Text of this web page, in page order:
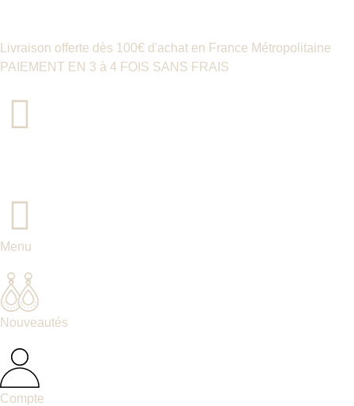
Livraison offerte dès 100€ d'achat en France Métropolitaine
PAIEMENT EN 3 à 4 FOIS SANS FRAIS
Menu
Nouveautés
Compte